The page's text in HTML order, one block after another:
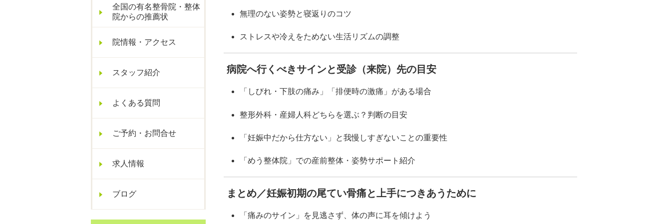
全国の有名整骨院・整体
院からの推薦状
院情報・アクセス
スタッフ紹介
よくある質問
ご予約・お問合せ
求人情報
ブログ
無理のない姿勢と寝返りのコツ
ストレスや冷えをためない生活リズムの調整
病院へ行くべきサインと受診（来院）先の目安
「しびれ・下肢の痛み」「排便時の激痛」がある場合
整形外科・産婦人科どちらを選ぶ？判断の目安
「妊娠中だから仕方ない」と我慢しすぎないことの重要性
「めう整体院」での産前整体・姿勢サポート紹介
まとめ／妊娠初期の尾てい骨痛と上手につきあうために
「痛みのサイン」を見逃さず、体の声に耳を傾けよう